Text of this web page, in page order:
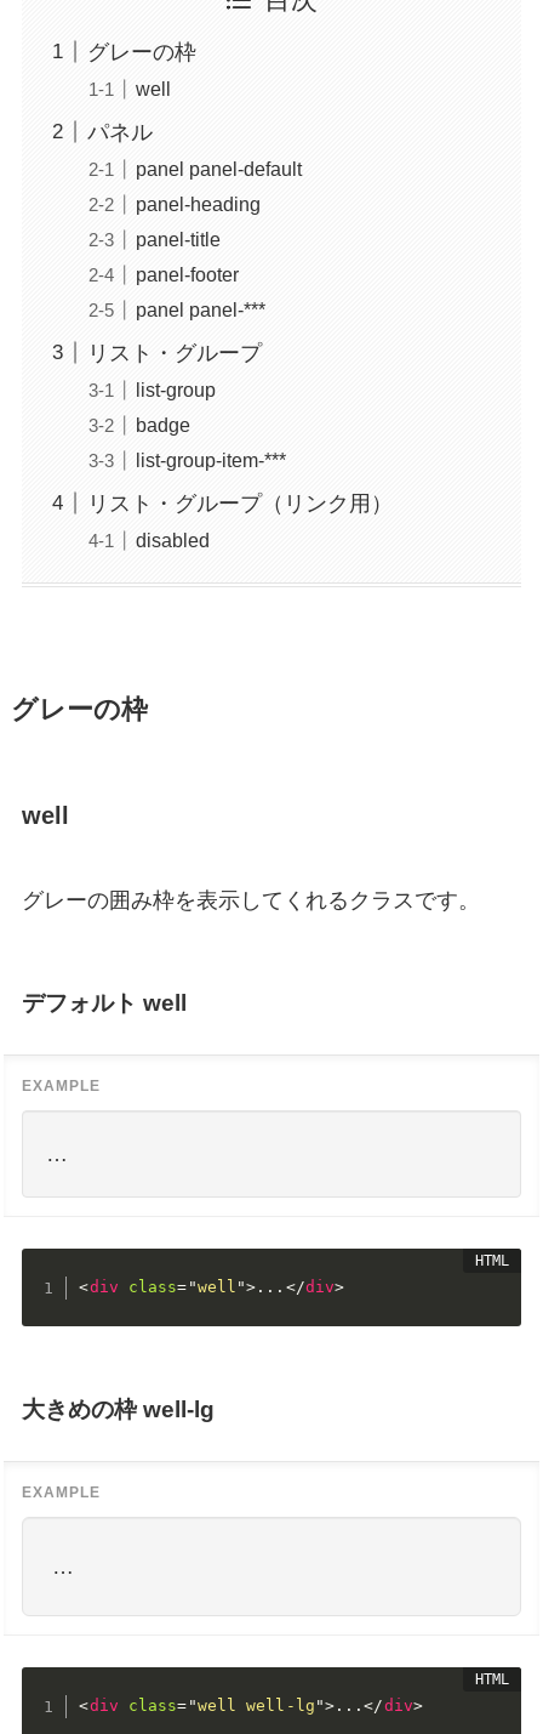
グレーの枠
well
パネル
panel panel-default
panel-heading
panel-title
panel-footer
panel panel-***
リスト・グループ
list-group
badge
list-group-item-***
リスト・グループ（リンク用）
disabled
グレーの枠
well
グレーの囲み枠を表示してくれるクラスです。
デフォルト well
…
<div class= "well "> ... </div>
大きめの枠 well-lg
…
<div class= "well well-lg "> ...</div>